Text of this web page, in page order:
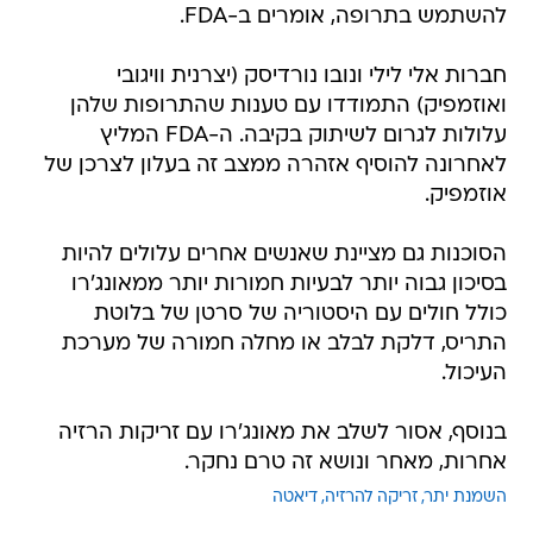
להשתמש בתרופה, אומרים ב-FDA.
חברות אלי לילי ונובו נורדיסק (יצרנית וויגובי
ואוזמפיק) התמודדו עם טענות שהתרופות שלהן
עלולות לגרום לשיתוק בקיבה. ה-FDA המליץ
לאחרונה להוסיף אזהרה ממצב זה בעלון לצרכן של
אוזמפיק.
הסוכנות גם מציינת שאנשים אחרים עלולים להיות
בסיכון גבוה יותר לבעיות חמורות יותר ממאונג'רו
כולל חולים עם היסטוריה של סרטן של בלוטת
התריס, דלקת לבלב או מחלה חמורה של מערכת
העיכול.
בנוסף, אסור לשלב את מאונג'רו עם זריקות הרזיה
אחרות, מאחר ונושא זה טרם נחקר.
השמנת יתר זריקה להרזיה דיאטה